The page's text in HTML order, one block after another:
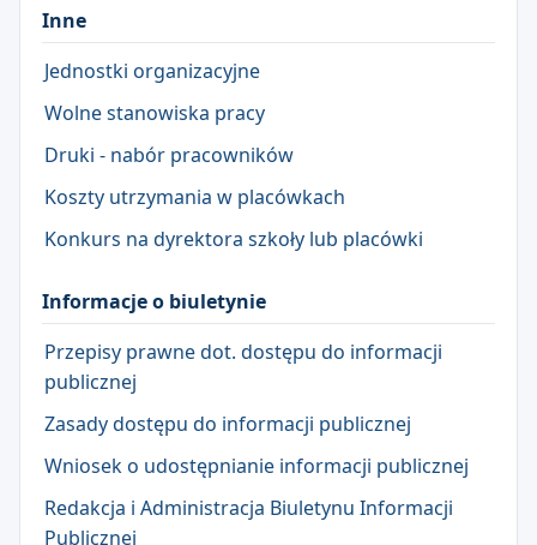
Inne
Jednostki organizacyjne
Wolne stanowiska pracy
Druki - nabór pracowników
Koszty utrzymania w placówkach
Konkurs na dyrektora szkoły lub placówki
Informacje o biuletynie
Przepisy prawne dot. dostępu do informacji
publicznej
Zasady dostępu do informacji publicznej
Wniosek o udostępnianie informacji publicznej
Redakcja i Administracja Biuletynu Informacji
Publicznej